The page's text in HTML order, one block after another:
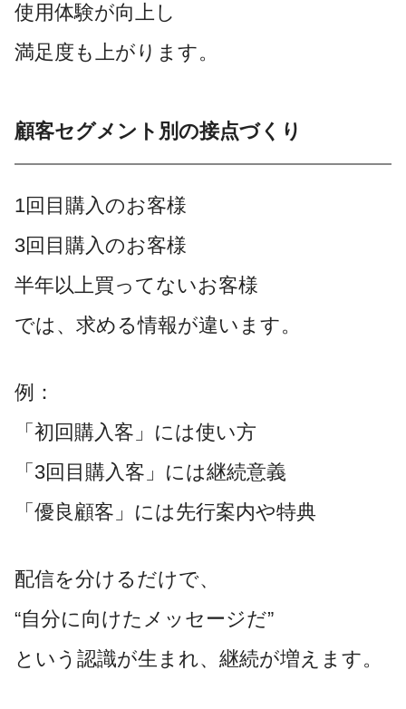
使用体験が向上し
満足度も上がります。
顧客セグメント別の接点づくり
1回目購入のお客様
3回目購入のお客様
半年以上買ってないお客様
では、求める情報が違います。
例：
「初回購入客」には使い方
「3回目購入客」には継続意義
「優良顧客」には先行案内や特典
配信を分けるだけで、
“自分に向けたメッセージだ”
という認識が生まれ、継続が増えます。